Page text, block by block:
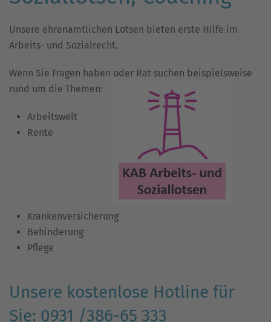
Unsere ehrenamtlichen Lotsen bieten erste Hilfe im
Arbeits- und Sozialrecht.
Wenn Sie Fragen haben oder Rat suchen beispielsweise
rund um die Themen:
Arbeitswelt
Rente
Krankenversicherung
Behinderung
Pflege
Unsere kostenlose Hotline für
Sie: 0931 /386-65 333